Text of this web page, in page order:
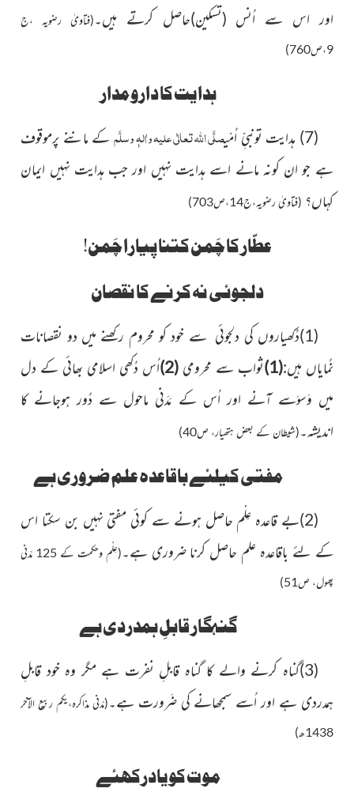
اور اس سے اُنس (تسکین)حاصل کرتے ہیں۔(فتاویٰ رضویہ ،ج
9،ص760)
ہدایت کا دارو مدار
(7) ہدایت تونبیِّ اُمّی صلَّی اللہ تعالٰی علیہ واٰلہٖ وسلَّمکے ماننے پرموقوف
ہے جو ان کونہ مانے اسے ہدایت نہیں اور جب ہدایت نہیں ایمان
کہاں؟ (فتاویٰ رضویہ،ج14،ص703)
عطّار کا چَمن کتنا پیارا چَمن!
دلجوئی نہ کرنے کا نقصان
(1)
دُکھیاروں کی دلجوئی سے خود کو محروم رکھنے میں دو نقصانات
نُمایاں ہیں:(1) ثواب سے محرومی(2)
اُس دُکھی اسلامی بھائی کے دل
میں وَسوَسے آنے اور اُس کے مَدَنی ماحول سے دُور ہوجانے کا
اندیشہ۔(شیطان کے بعض ہتھیار، ص40)
مفتی کیلئے باقاعدہ علم ضروری ہے
(2)بے قاعدہ عِلْم حاصل ہونے سے کوئی مفتی نہیں بن سکتا اس
کے لئے باقاعدہ علم حاصل کرنا ضروری ہے۔
(عِلْم وحکمت کے 125 مَدَنی
پھول، ص51)
گنہگار قابلِ ہمدردی ہے
(3)
گناہ کرنے والے کا گناہ قابلِ نفرت ہے مگر وہ خود قابلِ
ہمدردی ہے اور اُسے سمجھانے کی ضَرورت ہے۔(مَدَنی مذاکرہ،یکم ربیع الآخر
1438ھ)
موت کویادرکھئے